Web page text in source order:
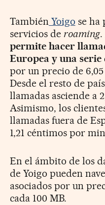
También Yoigo se ha
servicios de roaming.
permite hacer
Europea y una serie
por un precio de
Desde el resto de
llamadas asciende a
Asimismo, los
llamadas fuera de
1,21 céntimos por
En el ámbito de los
de Yoigo pueden
asociados por un
cada 100 MB.